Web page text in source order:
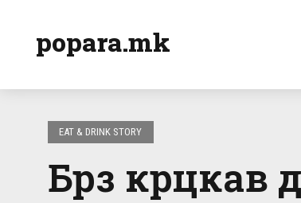
popara.mk
EAT & DRINK STORY
Брз крцкав